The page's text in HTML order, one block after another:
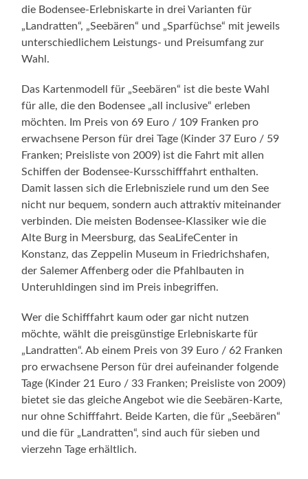
die Bodensee-Erlebniskarte in drei Varianten für
„Landratten“, „Seebären“ und „Sparfüchse“ mit jeweils
unterschiedlichem Leistungs- und Preisumfang zur
Wahl.
Das Kartenmodell für „Seebären“ ist die beste Wahl
für alle, die den Bodensee „all inclusive“ erleben
möchten. Im Preis von 69 Euro / 109 Franken pro
erwachsene Person für drei Tage (Kinder 37 Euro / 59
Franken; Preisliste von 2009) ist die Fahrt mit allen
Schiffen der Bodensee-Kursschifffahrt enthalten.
Damit lassen sich die Erlebnisziele rund um den See
nicht nur bequem, sondern auch attraktiv miteinander
verbinden. Die meisten Bodensee-Klassiker wie die
Alte Burg in Meersburg, das SeaLifeCenter in
Konstanz, das Zeppelin Museum in Friedrichshafen,
der Salemer Affenberg oder die Pfahlbauten in
Unteruhldingen sind im Preis inbegriffen.
Wer die Schifffahrt kaum oder gar nicht nutzen
möchte, wählt die preisgünstige Erlebniskarte für
„Landratten“. Ab einem Preis von 39 Euro / 62 Franken
pro erwachsene Person für drei aufeinander folgende
Tage (Kinder 21 Euro / 33 Franken; Preisliste von 2009)
bietet sie das gleiche Angebot wie die Seebären-Karte,
nur ohne Schifffahrt. Beide Karten, die für „Seebären“
und die für „Landratten“, sind auch für sieben und
vierzehn Tage erhältlich.